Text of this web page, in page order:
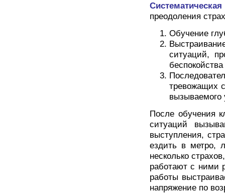
преодоления
Обучение
ситуаций,
беспокойства
тревожащих
вызываемого
После обучения
ситуаций
выступления,
ездить в метро,
несколько
работают с ними
работы
напряжение по